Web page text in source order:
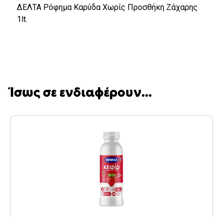
ΔΕΛΤΑ Ρόφημα Καρύδα Χωρίς Προσθήκη Ζάχαρης
1lt.
Ίσως σε ενδιαφέρουν...